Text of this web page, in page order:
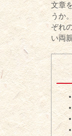
文章
うか
ぞれ
い両